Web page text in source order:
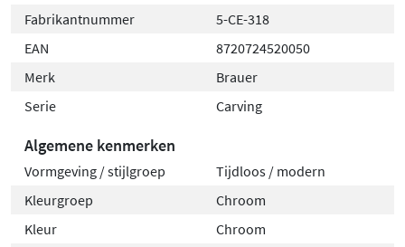
Fabrikantnummer
5-CE-318
EAN
8720724520050
Merk
Brauer
Serie
Carving
Algemene kenmerken
Vormgeving / stijlgroep
Tijdloos / modern
Kleurgroep
Chroom
Kleur
Chroom